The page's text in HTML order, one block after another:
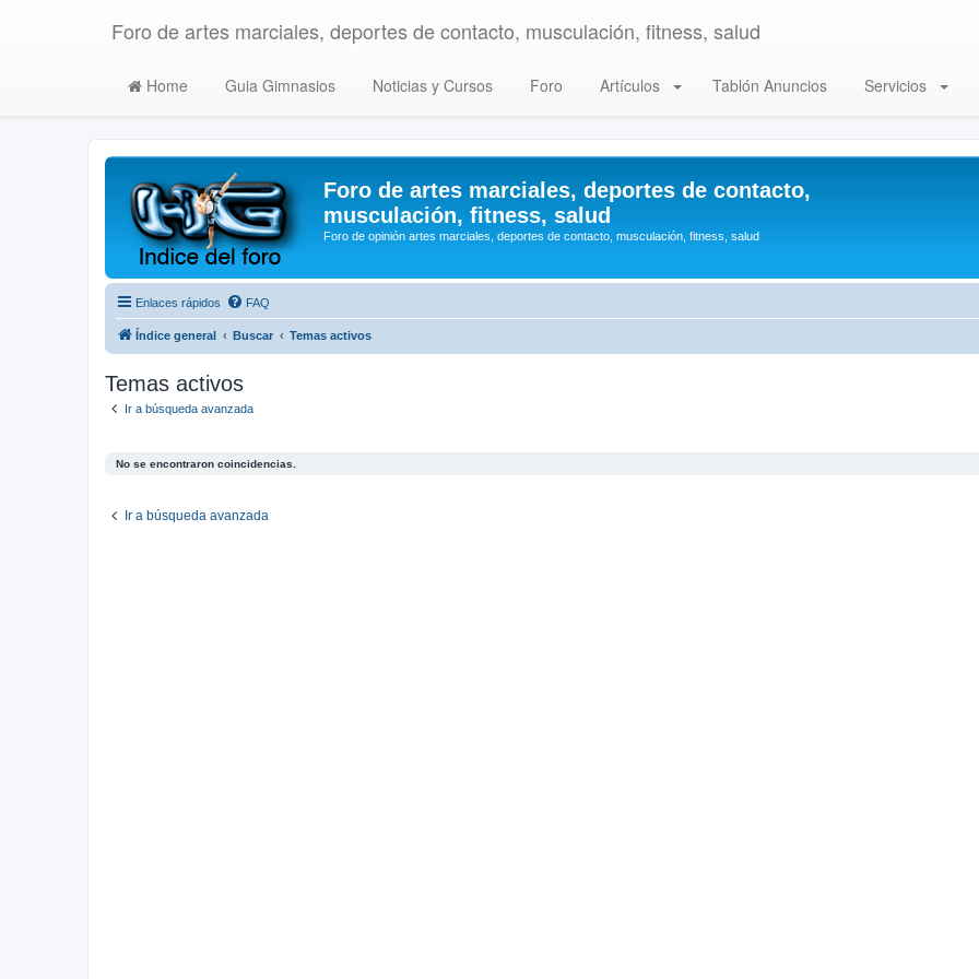
Foro de artes marciales, deportes de contacto, musculación, fitness, salud
Home Guia Gimnasios Noticias y Cursos Foro Artículos Tablón Anuncios Servicios
Foro de artes marciales, deportes de contacto,
musculación, fitness, salud
Foro de opinión artes marciales, deportes de contacto, musculación, fitness, salud
Enlaces rápidos FAQ
Índice general Buscar Temas activos
Temas activos
Ir a búsqueda avanzada
No se encontraron coincidencias.
Ir a búsqueda avanzada